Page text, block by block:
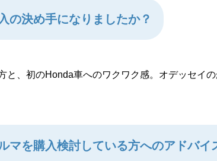
の決め手になりましたか？
と、初のHonda車へのワクワク感。オデッセイ
マを購入検討している方へのアドバイ